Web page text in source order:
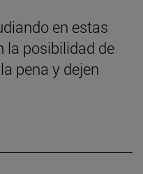
en estas
la posibilidad de
pena y dejen